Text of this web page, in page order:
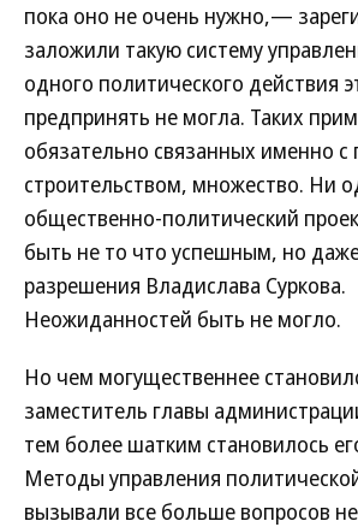
пока оно не очень нужно,—
заложили такую систему
одного политического действия
предпринять не могла. Таких
обязательно связанных именно
строительством, множество. Ни
общественно-политический
быть не то что успешным, но
разрешения Владислава Суркова.
Неожиданностей быть не могло.
Но чем могущественнее
заместитель главы
тем более шатким становилось
Методы управления
вызывали все больше вопросов